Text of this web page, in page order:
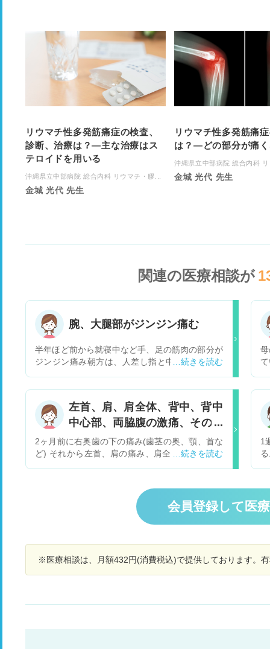
リウマチ性多発筋痛症の検査、
診断、治療は？―主な治療はス
テロイドを用いる
沖縄県立中部病院 総合内科 リウマチ・膠...
金城 光代 先生
リウマチ性多発筋痛
は？―どの部分が痛
沖縄県立中部病院 総合内科
金城 光代 先生
関連の医療相談が
腕、大腿部がジンジン痛む
半年ほど前から就寝中など手、足の筋肉の部分が
ジンジン痛み朝方は、人差し指と中指の第2関節
も腕だけ、足だけ、両方とその日によって痛みが
強くなったり弱かったりと変動があります。 リウ
マチを疑った検査では、リウマチではないとの診
大きいので症状がひどくなって痛みに我慢できな
いようであれば治療しましょう。（現在は、痛み
は落ち着いています）それで、痛みがなくなれば
過観察中です。 前に、痛み止めとしてもらった漢
方の芍薬甘草湯が残っていたので飲んでいます。
伺いたいのは、リウマチなどは早期に治療をすれ
多発筋痛症の場合はこのまま様子をみてもいいも
のかどうか？ 症状がひどくないうちに治療を進め
たほうがいいのか教えてください。 通院してるの
いします。
左首、肩、肩全体、背中、背中
中心部、両脇腹の激痛、その他
の症状
2ヶ月前に右奥歯の下の痛み(歯茎の奥、顎、首な
ど) それから左首、肩の痛み、肩全体の激痛にな
記に書いてある通りです。 以前から右の偏頭痛、
貧血、鉄分欠乏症、低血圧100以下、疲れやす
い、軽い運動の後の息切れ、動悸、胸の痛み、十
二指腸の傷、両脇腹の痛み、激痛、時々家族と同
でもわかる説明と痛み止めを1ヶ月出されまし
た。血液検査、CT(首、歯、胸部、背中のレント
1
会員登録して医
※医療相談は、月額432円(消費税込)で提供しております。